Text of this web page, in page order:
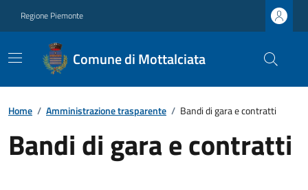
Regione Piemonte
Comune di Mottalciata
Home / Amministrazione trasparente / Bandi di gara e contratti
Bandi di gara e contratti